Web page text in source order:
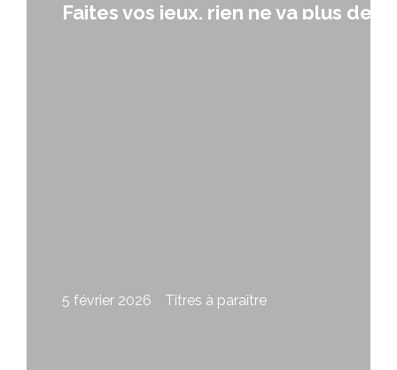
Faites vos jeux, rien ne va plus de
5 février 2026 Titres à paraître